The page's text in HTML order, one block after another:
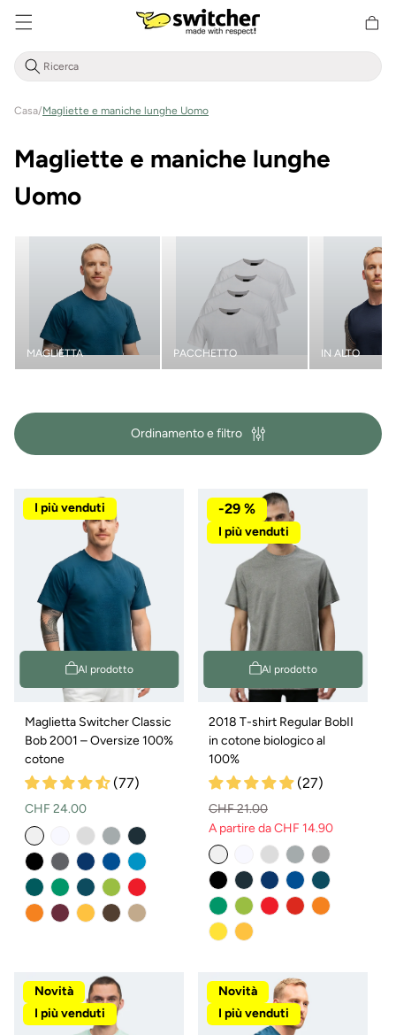
Direttamente
al contenuto
della
Casa/Magliette e maniche lunghe Uomo
C
a
i
a
Magliette e maniche lunghe
Uomo
MAGLIETTA PACCHETTO IN ALTO
Ordinamento e filtro
Al prodotto
I più venduti
Maglietta Switcher Classic
Bob 2001 – Oversize 100%
cotone
(77)
Prezzo
normale
CHF 24.00
Al prodotto
-29 %
I più venduti
2018 T-shirt Regular BobII
in cotone biologico al
100%
(27)
Prezzo
normale
CHF 21.00
Prezzo
di
vendita
A partire da CHF 14.90
Novità
I più venduti
Novità
I più venduti